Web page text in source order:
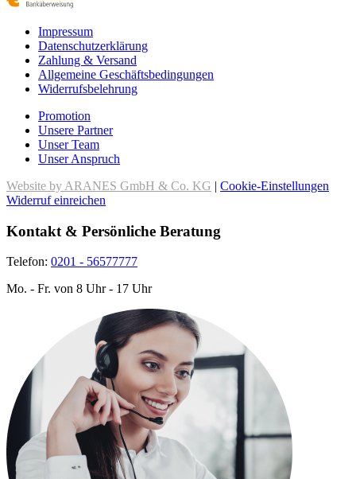
Impressum
Datenschutzerklärung
Zahlung & Versand
Allgemeine Geschäftsbedingungen
Widerrufsbelehrung
Promotion
Unsere Partner
Unser Team
Unser Anspruch
Website by ARANES GmbH & Co. KG | Cookie-Einstellungen
Widerruf einreichen
Kontakt & Persönliche Beratung
Telefon: 0201 - 56577777
Mo. - Fr. von 8 Uhr - 17 Uhr